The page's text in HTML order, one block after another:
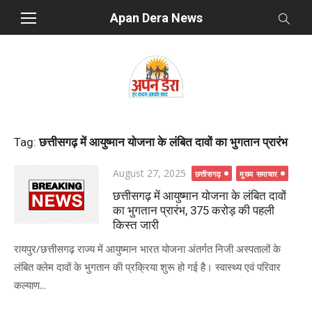
Apan Dera News
Tag:छत्तीसगढ़ में आयुष्मान योजना के लंबित दावों का भुगतान प्रारंभ
Posted
on
August 27, 2025 छत्तीसगढ़ मुख्य समाचार
छत्तीसगढ़ में आयुष्मान योजना के लंबित दावों
का भुगतान प्रारंभ, 375 करोड़ की पहली
किस्त जारी
रायपुर/छत्तीसगढ़ राज्य में आयुष्मान भारत योजना अंतर्गत निजी अस्पतालों के
लंबित क्लेम दावों के भुगतान की प्रक्रिया शुरू हो गई है। स्वास्थ्य एवं परिवार
कल्याण...